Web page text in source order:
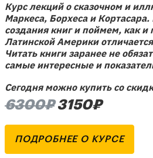
Курс лекций о сказочном и
Маркеса, Борхеса и
создания книг и поймем, как и
Латинской Америки
Читать книги заранее не
самые интересные и
Сегодня можно купить со
6300₽ 3150₽
ПОДРОБНЕЕ О КУРСЕ